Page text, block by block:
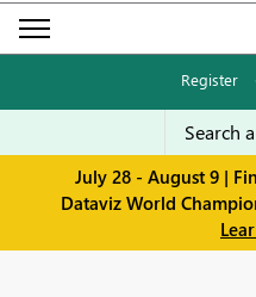
Register ·
July 28 - August 9 |
Dataviz World